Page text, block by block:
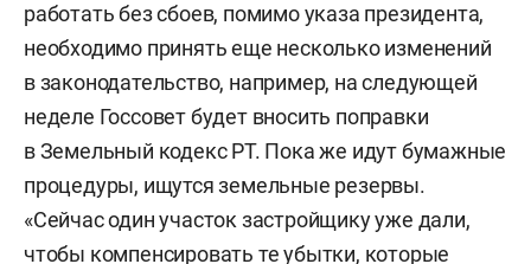
работать без сбоев, помимо указа президента,
необходимо принять еще несколько изменений
в законодательство, например, на следующей
неделе Госсовет будет вносить поправки
в Земельный кодекс РТ. Пока же идут бумажные
процедуры, ищутся земельные резервы.
«Сейчас один участок застройщику уже дали,
чтобы компенсировать те убытки, которые